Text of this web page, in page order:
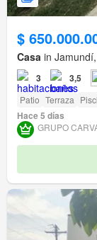
$
Casa in
3 3,5
Patio Terraza
Hace 5 días
GRUPO